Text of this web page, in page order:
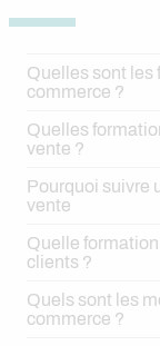
Quelles sont les
commerce ?
Quelles
vente ?
Pourquoi suivre
vente
Quelle
clients ?
Quels sont les
commerce ?